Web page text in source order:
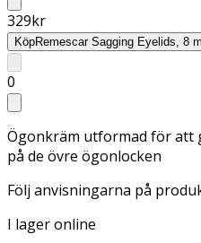
329kr
KöpRemescar Sagging Eyelids, 8
0
Ögonkräm utformad för att
på de övre ögonlocken
Följ anvisningarna på
I lager online